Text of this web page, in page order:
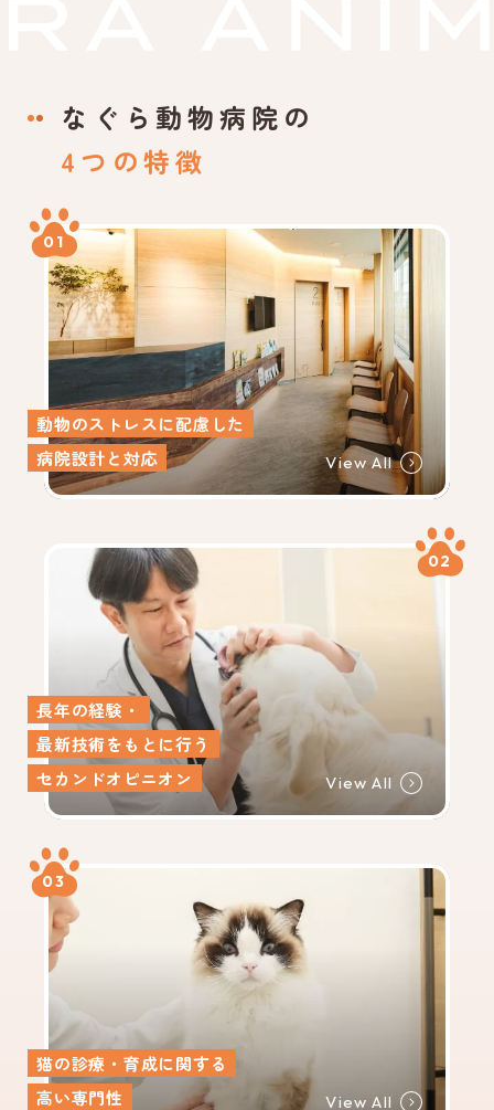
なぐら動物病院の
4つの特徴
01
動物のストレスに配慮した
病院設計と対応
View All
02
長年の経験・
最新技術をもとに行う
セカンドオピニオン
View All
03
猫の診療・育成に関する
高い専門性
View All